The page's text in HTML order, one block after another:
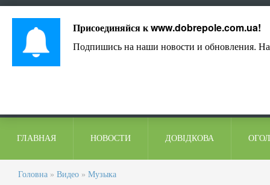
ГЛАВНАЯ НОВОСТИ ДОВІДКОВА
Головна » Видео » Музыка
Присоединяйся кwww.dobrepole.com.ua!
Подпишись на наши новости и обновления.